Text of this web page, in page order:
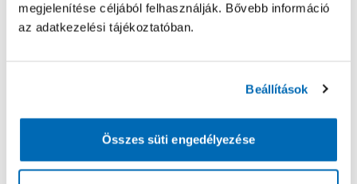
megjelenítése céljából felhasználják. Bővebb információ
az adatkezelési tájékoztatóban.
Beállítások
Összes süti engedélyezése